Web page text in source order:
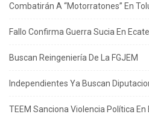
Combatirán A “Motorratones” En
Fallo Confirma Guerra Sucia En
Buscan Reingeniería De La FGJEM
Independientes Ya Buscan
TEEM Sanciona Violencia Política En